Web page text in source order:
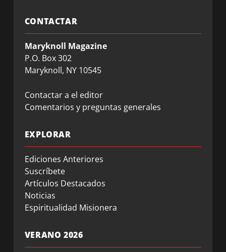
CONTACTAR
Maryknoll Magazine
P.O. Box 302
Maryknoll, NY 10545
Contactar a el editor
Comentarios y preguntas generales
EXPLORAR
Ediciones Anteriores
Suscríbete
Artículos Destacados
Noticias
Espiritualidad Misionera
VERANO 2026